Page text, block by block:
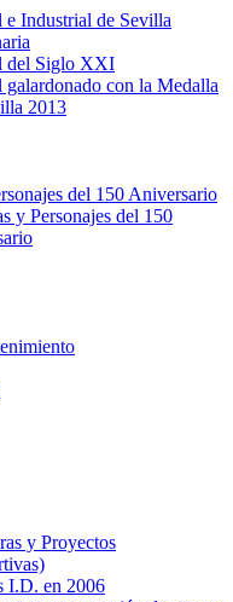
Industrial de Sevilla
del Siglo XXI
con la Medalla
2013
del 150 Aniversario
y Personajes del 150
y Proyectos
I.D. en 2006